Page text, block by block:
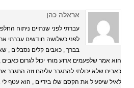
אראלה כהן
עברתי לפני שנתיים ניתוח
לפני כשלושה חודשים עברתי
בברך , כאבים קלים נסבלים ,
הוא אמר שלפעמים ארוע מוחי יכול לגרום
כאבים שלא יכולתי להתגבר עליהם וזה התגבר
לאיל שיפעיל את הקסם שלו בידיים , הוא עטף